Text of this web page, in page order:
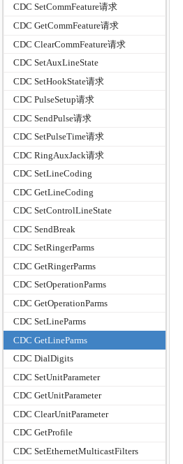
CDC SetCommFeature请求
CDC GetCommFeature请求
CDC ClearCommFeature请求
CDC SetAuxLineState
CDC SetHookState请求
CDC PulseSetup请求
CDC SendPulse请求
CDC SetPulseTime请求
CDC RingAuxJack请求
CDC SetLineCoding
CDC GetLineCoding
CDC SetControlLineState
CDC SendBreak
CDC SetRingerParms
CDC GetRingerParms
CDC SetOperationParms
CDC GetOperationParms
CDC SetLineParms
CDC GetLineParms
CDC DialDigits
CDC SetUnitParameter
CDC GetUnitParameter
CDC ClearUnitParameter
CDC GetProfile
CDC SetEthernetMulticastFilters